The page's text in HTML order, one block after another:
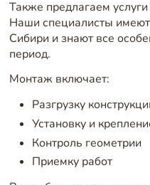
Также предлагаем
Наши специалисты
Сибири и знают все
период.
Монтаж включает:
Разгрузку
Установку и
Контроль геометрии
Приемку работ